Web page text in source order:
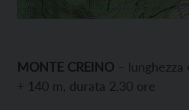
MONTE CREINO – lunghezza
+ 140 m, durata 2,30 ore